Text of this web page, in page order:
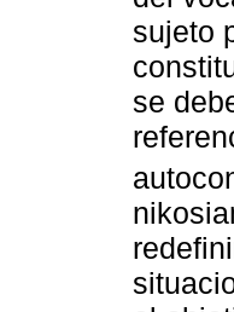
sujeto
se